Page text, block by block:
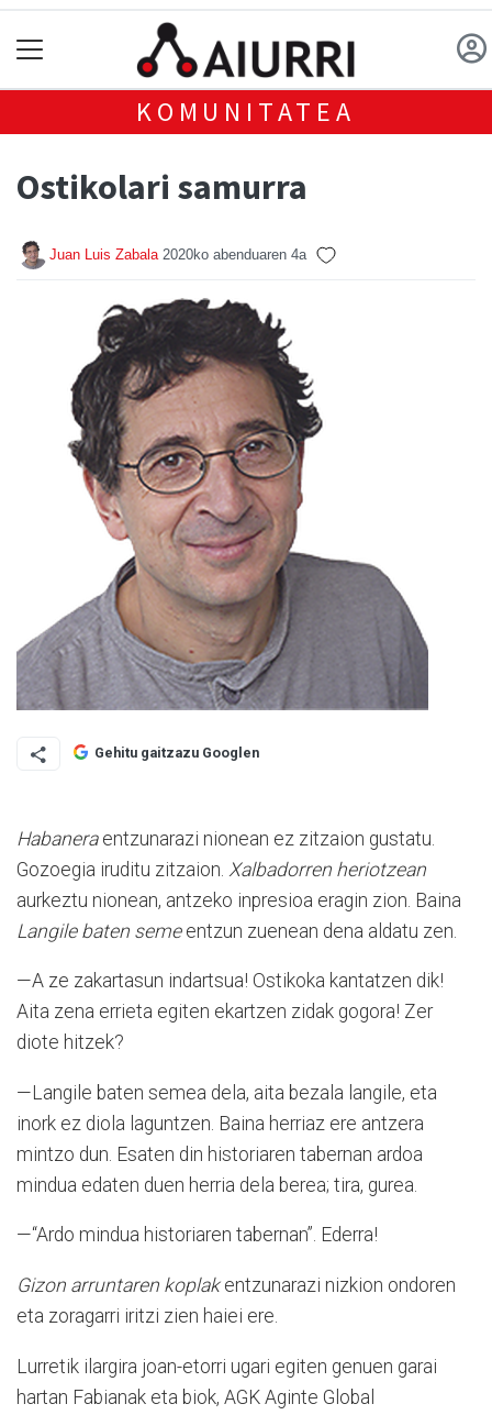
KOMUNITATEA
Ostikolari samurra
Juan Luis Zabala 2020ko abenduaren 4a
Gehitu gaitzazu Googlen
Habaneraentzunarazi nionean ez zitzaion gustatu.
Gozoegia iruditu zitzaion. Xalbadorren heriotzean
aurkeztu nionean, antzeko inpresioa eragin zion. Baina
Langile baten semeentzun zuenean dena aldatu zen.
—A ze zakartasun indartsua! Ostikoka kantatzen dik!
Aita zena errieta egiten ekartzen zidak gogora! Zer
diote hitzek?
—Langile baten semea dela, aita bezala langile, eta
inork ez diola laguntzen. Baina herriaz ere antzera
mintzo dun. Esaten din historiaren tabernan ardoa
mindua edaten duen herria dela berea; tira, gurea.
—“Ardo mindua historiaren tabernan”. Ederra!
Gizon arruntaren koplakentzunarazi nizkion ondoren
eta zoragarri iritzi zien haiei ere.
Lurretik ilargira joan-etorri ugari egiten genuen garai
hartan Fabianak eta biok, AGK Aginte Global